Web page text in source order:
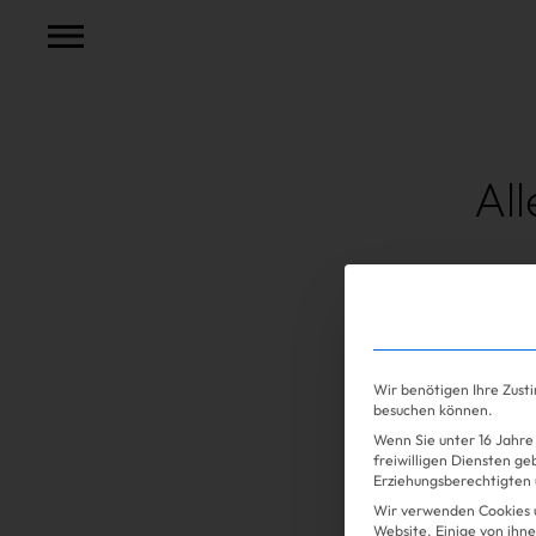
Wir benötigen Ihre
besuchen können.
Wenn Sie unter 16
freiwilligen Diensten
Erziehungsberechtigten
Wir verwenden Cookies
Website. Einige von